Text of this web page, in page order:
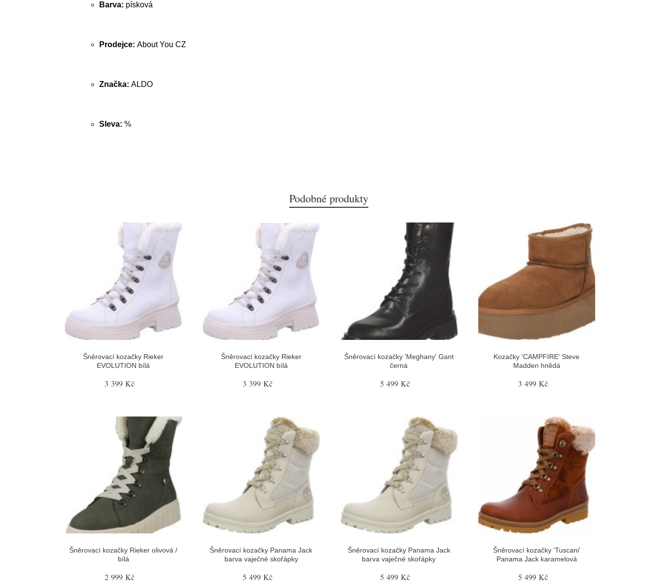
Barva: písková
Prodejce: About You CZ
Značka: ALDO
Sleva: %
Podobné produkty
Šněrovací kozačky Rieker
EVOLUTION bílá
3 399 Kč
Šněrovací kozačky Rieker
EVOLUTION bílá
3 399 Kč
Šněrovací kozačky 'Meghany' Gant
černá
5 499 Kč
Kozačky 'CAMPFIRE' Steve
Madden hnědá
3 499 Kč
Šněrovací kozačky Rieker olivová /
bílá
2 999 Kč
Šněrovací kozačky Panama Jack
barva vaječné skořápky
5 499 Kč
Šněrovací kozačky Panama Jack
barva vaječné skořápky
5 499 Kč
Šněrovací kozačky 'Tuscani'
Panama Jack karamelová
5 499 Kč